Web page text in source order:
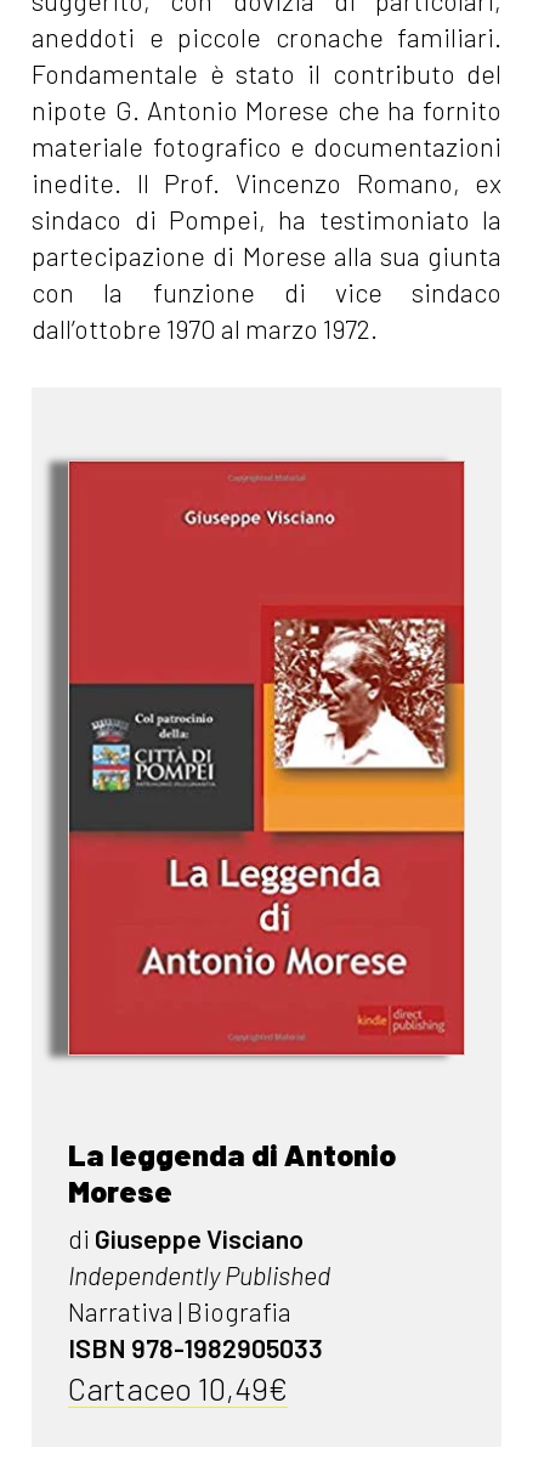
aneddoti e piccole cronache familiari.
Fondamentale è stato il contributo del
nipote G. Antonio Morese che ha fornito
materiale fotografico e documentazioni
inedite. Il Prof. Vincenzo Romano, ex
sindaco di Pompei, ha testimoniato la
partecipazione di Morese alla sua giunta
con la funzione di vice sindaco
dall’ottobre 1970 al marzo 1972.
La leggenda di Antonio
Morese
di Giuseppe Visciano
Independently Published
Narrativa | Biografia
ISBN 978-1982905033
Cartaceo 10,49€